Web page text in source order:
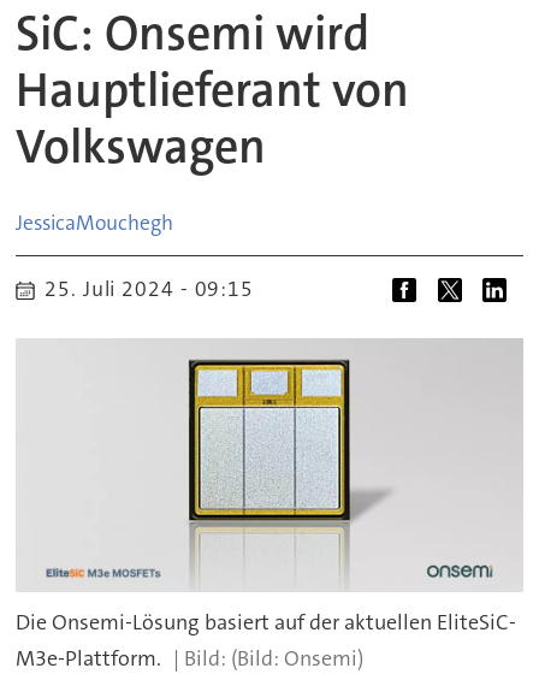
SiC: Onsemi wird
Hauptlieferant von
Volkswagen
JessicaMouchegh
25. Juli 2024 - 09:15
Die Onsemi-Lösung basiert auf der aktuellen EliteSiC-
M3e-Plattform.
(Bild: Onsemi)